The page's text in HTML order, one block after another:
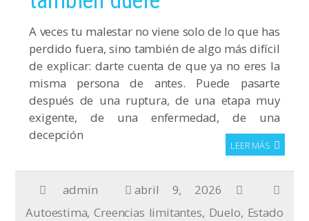
A veces tu malestar no viene solo de lo que has
perdido fuera, sino también de algo más difícil
de explicar: darte cuenta de que ya no eres la
misma persona de antes. Puede pasarte
después de una ruptura, de una etapa muy
exigente, de una enfermedad, de una
decepción
LEER MÁS
admin
abril 9, 2026
Autoestima,Creencias limitantes, Duelo, Estado